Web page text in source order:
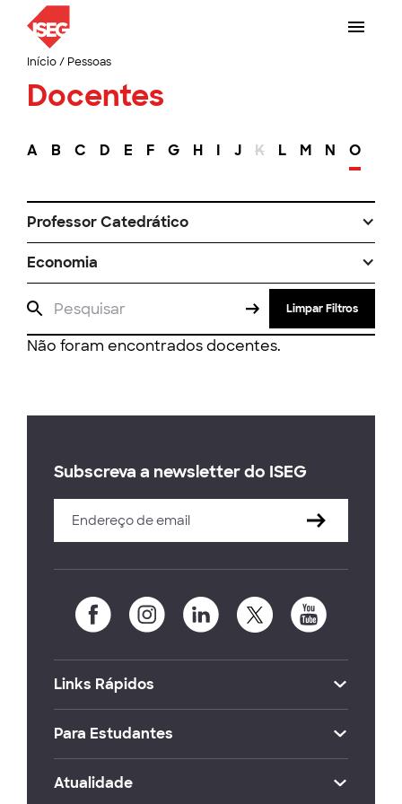
Início/ Pessoas
Docentes
A B C D E F G H I J K L M N O
Professor Catedrático
Economia
Limpar Filtros
Não foram encontrados docentes.
Subscreva a newsletter do ISEG
Links Rápidos
Para Estudantes
Atualidade